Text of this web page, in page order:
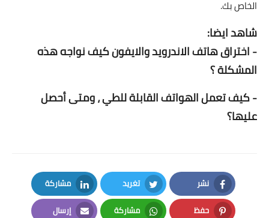
الخاص بك.
شاهد ايضا:
-اختراق هاتف الاندرويد والايفون كيف نواجه هذه
المشكلة ؟
-كيف تعمل الهواتف القابلة للطي ، ومتى أحصل
عليها؟
نشر
Facebook
تغريد
Twitter
مشاركة
LinkedIn
حفظ مشاركة إرسال